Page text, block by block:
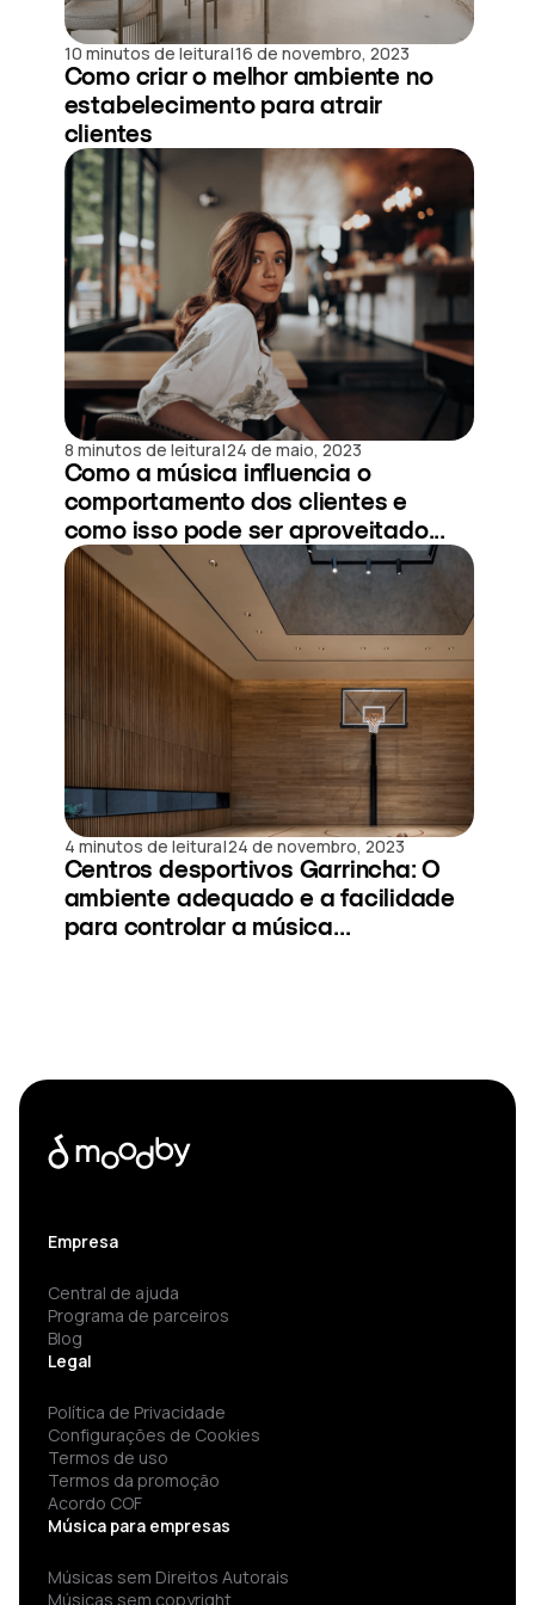
10 minutos de leitura|16 de novembro, 2023
Como criar o melhor ambiente no
estabelecimento para atrair
clientes
8 minutos de leitura|24 de maio, 2023
Como a música influencia o
comportamento dos clientes e
como isso pode ser aproveitado...
4 minutos de leitura|24 de novembro, 2023
Centros desportivos Garrincha: O
ambiente adequado e a facilidade
para controlar a música...
Empresa
Central de ajuda
Programa de parceiros
Blog
Legal
Política de Privacidade
Configurações de Cookies
Termos de uso
Termos da promoção
Acordo COF
Música para empresas
Músicas sem Direitos Autorais
Músicas sem copyright